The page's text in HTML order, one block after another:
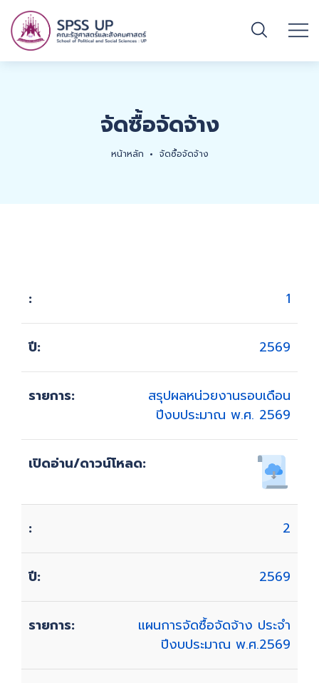
จัดซื้อจัดจ้าง
หน้าหลัก จัดซื้อจัดจ้าง
1
2569
สรุปผลหน่วยงานรอบเดือน
ปีงบประมาณ พ.ศ. 2569
2
2569
แผนการจัดซื้อจัดจ้าง ประจำ
ปีงบประมาณ พ.ศ.2569